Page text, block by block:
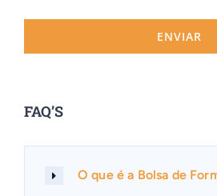
FAQ’S
O que é a Bolsa de